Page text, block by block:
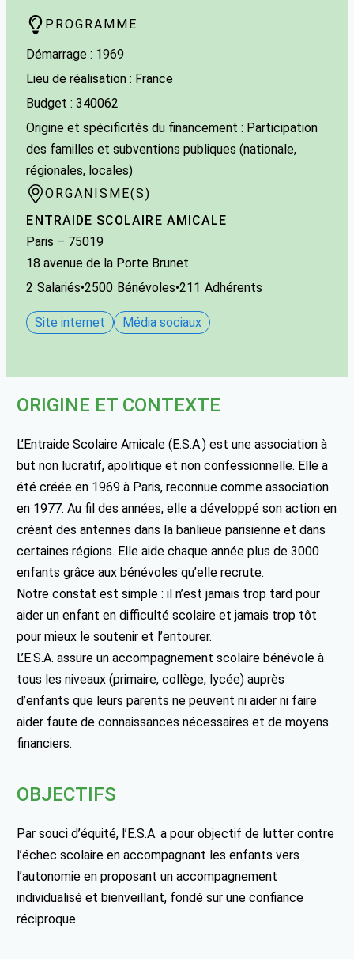
PROGRAMME
Démarrage : 1969
Lieu de réalisation : France
Budget : 340062
Origine et spécificités du financement : Participation
des familles et subventions publiques (nationale,
régionales, locales)
ORGANISME(S)
ENTRAIDE SCOLAIRE AMICALE
Paris – 75019
18 avenue de la Porte Brunet
2 Salariés•2500 Bénévoles•211 Adhérents
Site internet Média sociaux
ORIGINE ET CONTEXTE
L’Entraide Scolaire Amicale (E.S.A.) est une association à
but non lucratif, apolitique et non confessionnelle. Elle a
été créée en 1969 à Paris, reconnue comme association
en 1977. Au fil des années, elle a développé son action en
créant des antennes dans la banlieue parisienne et dans
certaines régions. Elle aide chaque année plus de 3000
enfants grâce aux bénévoles qu’elle recrute.
Notre constat est simple : il n’est jamais trop tard pour
aider un enfant en difficulté scolaire et jamais trop tôt
pour mieux le soutenir et l’entourer.
L’E.S.A. assure un accompagnement scolaire bénévole à
tous les niveaux (primaire, collège, lycée) auprès
d’enfants que leurs parents ne peuvent ni aider ni faire
aider faute de connaissances nécessaires et de moyens
financiers.
OBJECTIFS
Par souci d’équité, l’E.S.A. a pour objectif de lutter contre
l’échec scolaire en accompagnant les enfants vers
l’autonomie en proposant un accompagnement
individualisé et bienveillant, fondé sur une confiance
réciproque.